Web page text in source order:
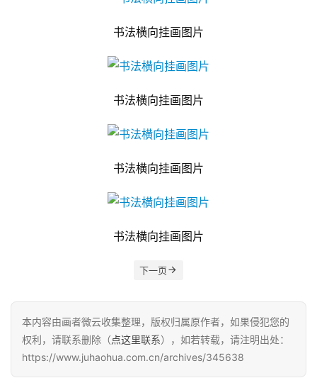
书法横向挂画图片
书法横向挂画图片
书法横向挂画图片
书法横向挂画图片
下一页
本内容由画者微云收集整理，版权归属原作者，如果侵犯您的
权利，请联系删除（点这里联系），如若转载，请注明出处：
https://www.juhaohua.com.cn/archives/345638